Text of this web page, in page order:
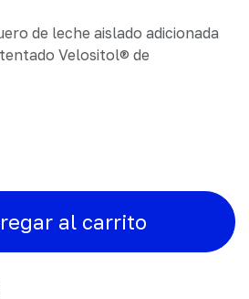
de leche aislado adicionada
Velositol® de
al carrito